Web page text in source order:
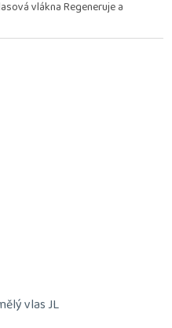
vlákna Regeneruje a
vlas JL